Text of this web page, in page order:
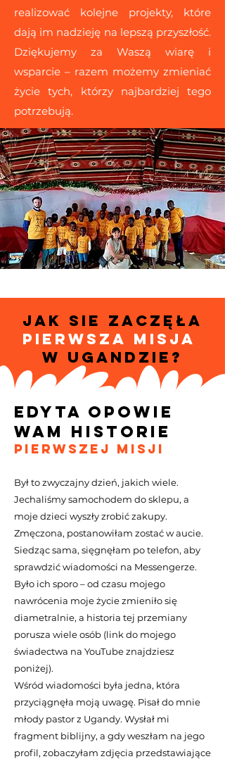
realizować kolejne projekty, które
dają im nadzieję na lepszą przyszłość.
Dziękujemy za Waszą wiarę i
wsparcie – razem możemy zmieniać
życie tych, którzy najbardziej tego
potrzebują.
JAK SIE ZACZĘŁA
PIERWSZA MISJA
W UGANDZIE?
EdytA opowie
wam historie
pierwszej misji
Był to zwyczajny dzień, jakich wiele.
Jechaliśmy samochodem do sklepu, a
moje dzieci wyszły zrobić zakupy.
Zmęczona, postanowiłam zostać w aucie.
Siedząc sama, sięgnęłam po telefon, aby
sprawdzić wiadomości na Messengerze.
Było ich sporo – od czasu mojego
nawrócenia moje życie zmieniło się
diametralnie, a historia tej przemiany
porusza wiele osób (link do mojego
świadectwa na YouTube znajdziesz
poniżej).
Wśród wiadomości była jedna, która
przyciągnęła moją uwagę. Pisał do mnie
młody pastor z Ugandy. Wysłał mi
fragment biblijny, a gdy weszłam na jego
profil, zobaczyłam zdjęcia przedstawiające